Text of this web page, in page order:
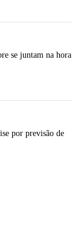
se juntam na hora
por previsão de